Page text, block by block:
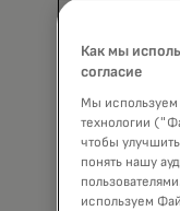
Как мы
согласие
Мы
технологии
чтобы
понять нашу
используем